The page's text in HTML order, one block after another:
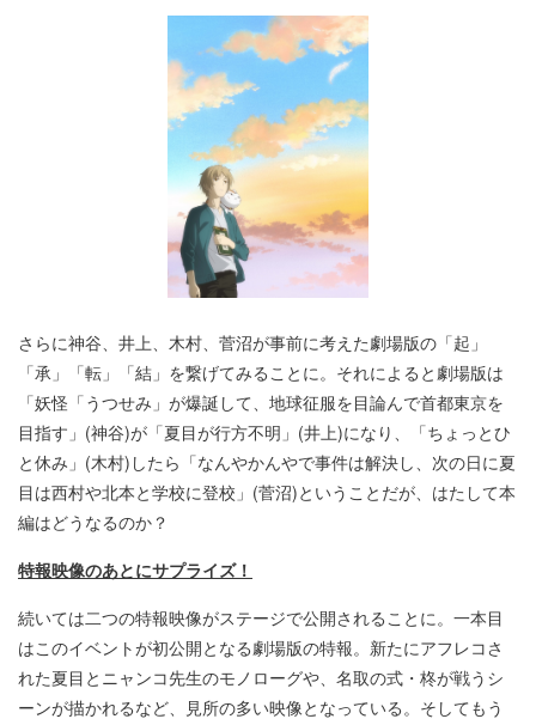
さらに神谷、井上、木村、菅沼が事前に考えた劇場版の「起」
「承」「転」「結」を繋げてみることに。それによると劇場版は
「妖怪「うつせみ」が爆誕して、地球征服を目論んで首都東京を
目指す」(神谷)が「夏目が行方不明」(井上)になり、「ちょっとひ
と休み」(木村)したら「なんやかんやで事件は解決し、次の日に夏
目は西村や北本と学校に登校」(菅沼)ということだが、はたして本
編はどうなるのか？
特報映像のあとにサプライズ！
続いては二つの特報映像がステージで公開されることに。一本目
はこのイベントが初公開となる劇場版の特報。新たにアフレコさ
れた夏目とニャンコ先生のモノローグや、名取の式・柊が戦うシ
ーンが描かれるなど、見所の多い映像となっている。そしてもう